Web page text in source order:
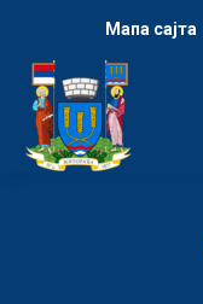
Мапа сајта